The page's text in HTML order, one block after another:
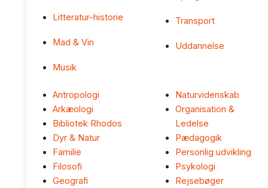
Litteratur-historie
Mad & Vin
Musik
Transport
Uddannelse
Antropologi
Arkæologi
Bibliotek Rhodos
Dyr & Natur
Familie
Filosofi
Geografi
Naturvidenskab
Organisation &
Ledelse
Pædagogik
Personlig udvikling
Psykologi
Rejsebøger